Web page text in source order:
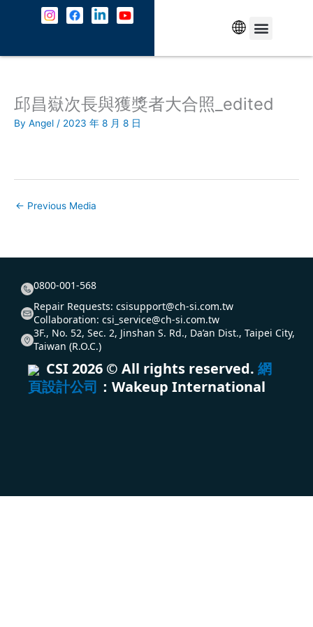
邱昌嶽次長與獲獎者大合照_edited
By Angel / 2023 年 8 月 8 日
← Previous Media
0800-001-568
Repair Requests: csisupport@ch-si.com.tw
Collaboration: csi_service@ch-si.com.tw
3F., No. 52, Sec. 2, Jinshan S. Rd., Da’an Dist., Taipei City,
Taiwan (R.O.C.)
CSI2026 © All rights reserved. 網
頁設計公司 ：Wakeup International